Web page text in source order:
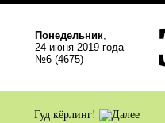
Понедельник,
24 июня 2019 года
№6 (4675)
Гуд кёрлинг!